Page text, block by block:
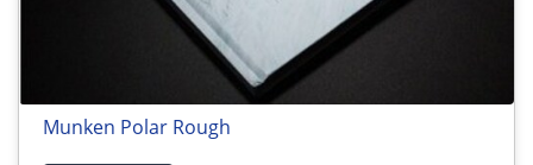
Munken Polar Rough